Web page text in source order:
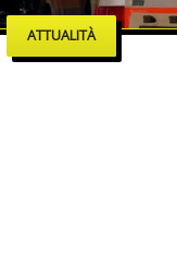
ATTUALITÀ